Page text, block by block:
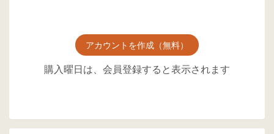
アカウントを作成（無料）
購入曜日は、会員登録すると表示されます